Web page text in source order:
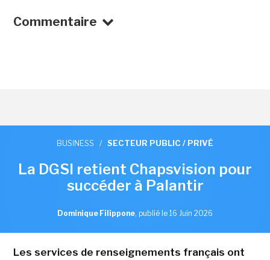
Commentaire
BUSINESS / SECTEUR PUBLIC / PRIVÉ
La DGSI retient Chapsvision pour
succéder à Palantir
Dominique Filippone, publié le 16 Juin 2026
Les services de renseignements français ont